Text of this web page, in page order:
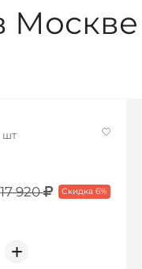
Москве
шт
17 920 Скидка 6%